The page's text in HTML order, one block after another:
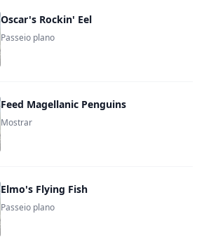
Oscar's Rockin' Eel
Passeio plano
Feed Magellanic Penguins
Mostrar
Elmo's Flying Fish
Passeio plano